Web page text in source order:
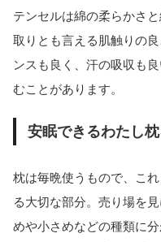
テンセルは綿の柔らかさ
取りとも言える肌触りの
ンスも良く、汗の吸収も
むことがあります。
安眠できるわたし
枕は毎晩使うもので、こ
る大切な部分。売り場を
めや小さめなどの種類に